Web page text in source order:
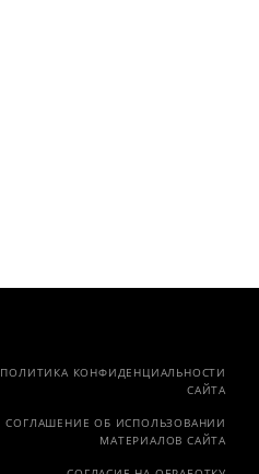
ПОЛИТИКА КОНФИДЕНЦИАЛЬНОСТИ
САЙТА
СОГЛАШЕНИЕ ОБ ИСПОЛЬЗОВАНИИ
МАТЕРИАЛОВ САЙТА